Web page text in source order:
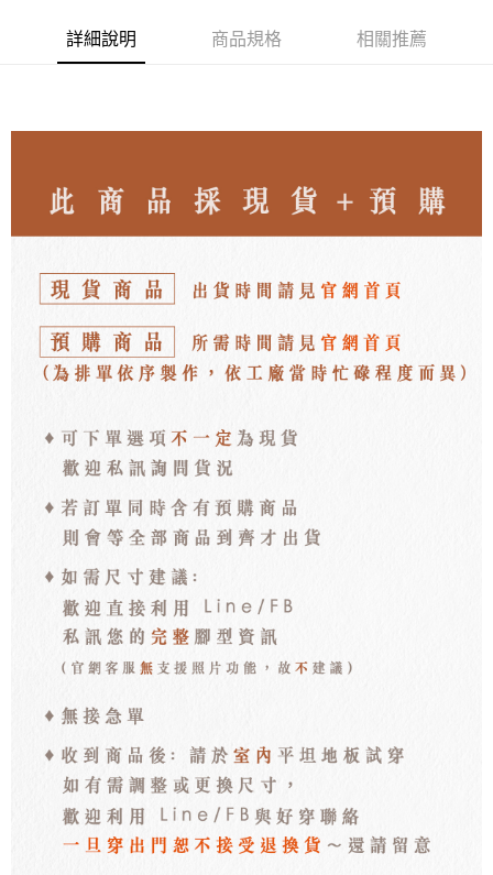
付款後全家取貨
每筆NT$100，滿NT$3,000(含以上)免運費
海外宅配
詳細說明 商品規格 相關推薦